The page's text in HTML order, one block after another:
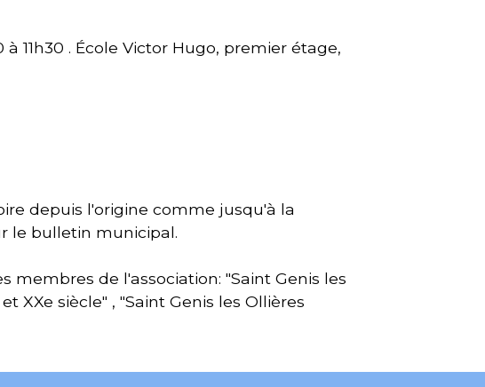
11h30 . École Victor Hugo, premier étage,
depuis l'origine comme jusqu'à la
le bulletin municipal.
membres de l'association: "Saint Genis les
XXe siècle" , "Saint Genis les Ollières